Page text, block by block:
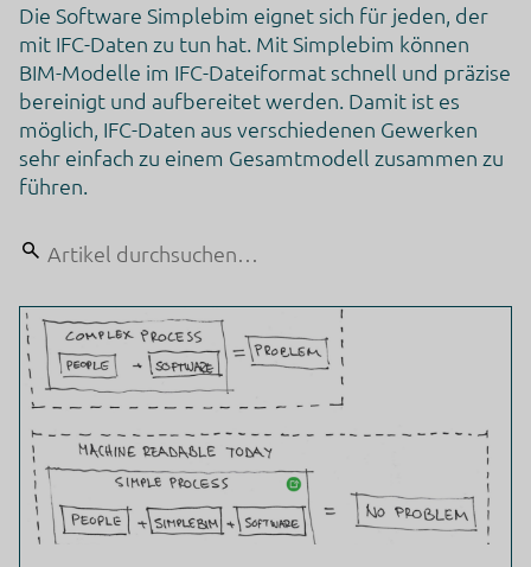
Die Software Simplebim eignet sich für jeden, der
mit IFC-Daten zu tun hat. Mit Simplebim können
BIM-Modelle im IFC-Dateiformat schnell und präzise
bereinigt und aufbereitet werden. Damit ist es
möglich, IFC-Daten aus verschiedenen Gewerken
sehr einfach zu einem Gesamtmodell zusammen zu
führen.